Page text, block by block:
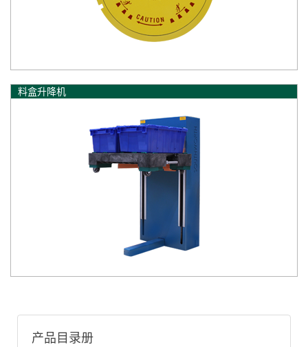
料盒升降机
产品目录册